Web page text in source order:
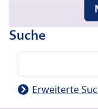
Suche
Erweiterte